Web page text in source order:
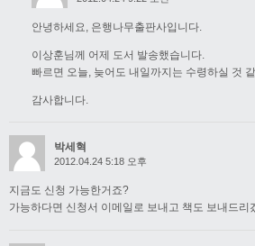
안녕하세요, 은행나무출판사입니다.
이상훈님께 어제 도서 발송했습니다.
빠르면 오늘, 늦어도 내일까지는 수령하실 것
감사합니다.
박세혁
2012.04.24 5:18 오후
지금도 신청 가능한거죠?
가능하다면 신청서 이메일로 보내고 책도 보내드리